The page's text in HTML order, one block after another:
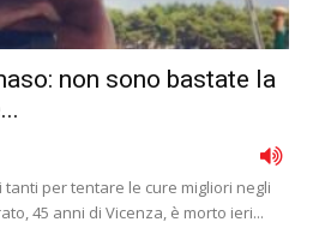
non sono bastate la
per tentare le cure migliori negli
45 anni di Vicenza, è morto ieri...